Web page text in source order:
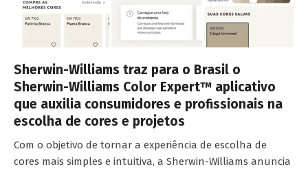
Sherwin-Williams traz para o Brasil o
Sherwin-Williams Color Expert™ aplicativo
que auxilia consumidores e profissionais na
escolha de cores e projetos
Com o objetivo de tornar a experiência de escolha de
cores mais simples e intuitiva, a Sherwin-Williams anuncia